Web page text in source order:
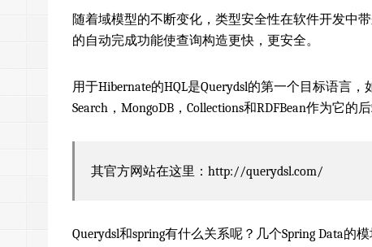
随着域模型的不断变化，类型安全性在软件开发中
的自动完成功能使查询构造更快，更安全。
用于Hibernate的HQL是Querydsl的第一个目标语言，
Search，MongoDB，Collections和RDFBean作为它的后
其官方网站在这里：http://querydsl.com/
Querydsl和spring有什么关系呢？几个Spring Data的